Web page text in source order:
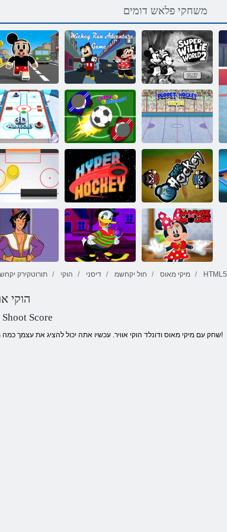
משחקי פלאש דומים
ןור יקימ
תואקתפרה
קחשמ
ןור יקימ
תואקתפרה
קחשמ
2 םלוע יליוו רפוס
3D ריווא יקוה הנהמ יקוה תובוב יקוה ברק
סיכ יקוה רפיה יקוה יקוה הקאס
שבלתהל ןידלא
תורוטקירק הוקי דיסני חול יקחשמ מיקי מאוס HTML5
הוקי
Score
שחק עם מיקי מאוס ודונלד הוקי אוויר. עכשיו אתה יכול להציג את עצמך כמה מוכשר במשחק הזה. מזל טוב!